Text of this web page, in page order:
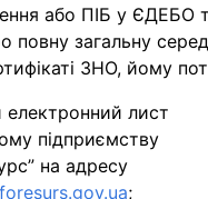
або ПІБ у ЄДЕБО
повну загальну
ЗНО, йому
електронний лист
підприємству
на адресу
;